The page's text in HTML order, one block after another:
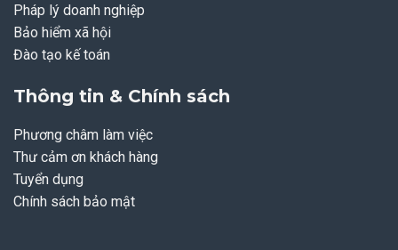
Pháp lý doanh nghiệp
Bảo hiểm xã hội
Đào tạo kế toán
Thông tin & Chính sách
Phương châm làm việc
Thư cảm ơn khách hàng
Tuyển dụng
Chính sách bảo mật